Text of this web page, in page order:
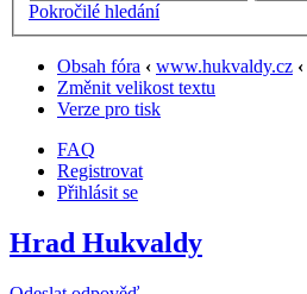
Pokročilé hledání
Obsah fóra ‹ www.hukvaldy.cz ‹
Změnit velikost textu
Verze pro tisk
FAQ
Registrovat
Přihlásit se
Hrad Hukvaldy